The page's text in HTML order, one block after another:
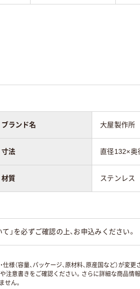
ブランド名 大屋製作所
寸法 直径132×奥
材質 ステンレス
」を必ずご確認の上、お申込みください。
（容量、パッケージ、原材料、原産国など）が変
意書きをご確認ください。さらに詳細な商品情
せん。